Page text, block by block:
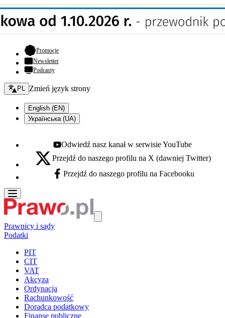
Promocje- otwiera się w nowej karcie
Newsletter
Podcasty
Zmień język - bieżący:
PL Zmień język strony
English (EN)
Українська (UA)
Youtube - otwiera się w nowej karcie
Odwiedź nasz kanał w serwisie YouTube
X - otwiera się w nowej karcie
Przejdź do naszego profilu na X (dawniej Twitter)
Facebook - otwiera się w nowej karcie
Przejdź do naszego profilu na Facebooku
Prawnicy i sądy
Podatki
PIT
CIT
VAT
Akcyza
Ordynacja
Rachunkowość
Doradca podatkowy
Finanse publiczne